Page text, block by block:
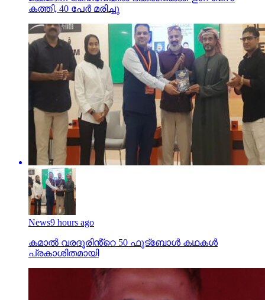
News 9 hours ago
കമാൽ വരദൂരിൻ്റെ 50 ഫുട്ബോൾ കഥകൾ
പ്രകാശിതമായി